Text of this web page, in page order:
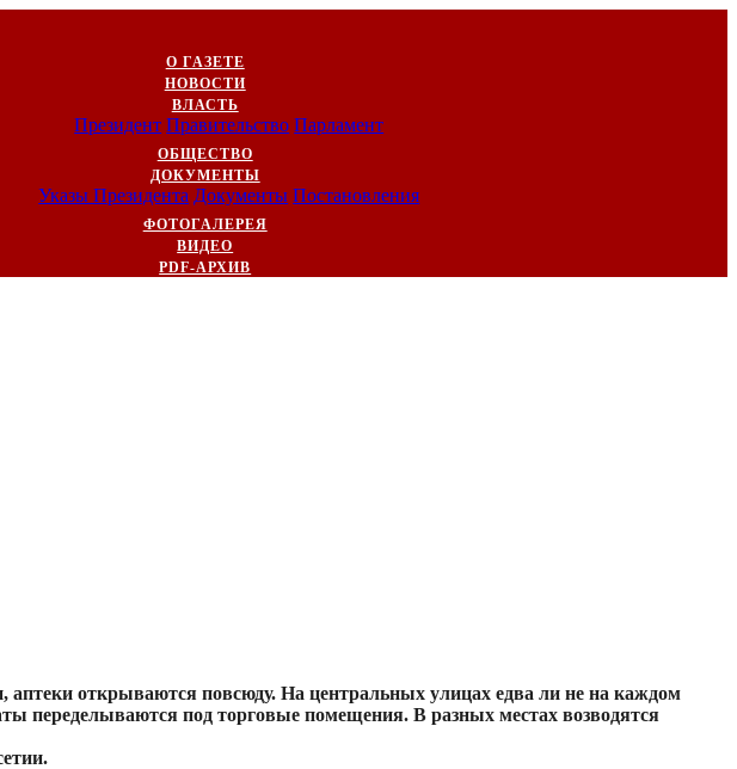
О ГАЗЕТЕ
НОВОСТИ
ВЛАСТЬ
Президент Правительство Парламент
ОБЩЕСТВО
ДОКУМЕНТЫ
Указы Президента Документы Постановления
ФОТОГАЛЕРЕЯ
ВИДЕО
PDF-АРХИВ
открываются повсюду. На центральных улицах едва ли не на каждом
переделываются под торговые помещения. В разных местах возводятся